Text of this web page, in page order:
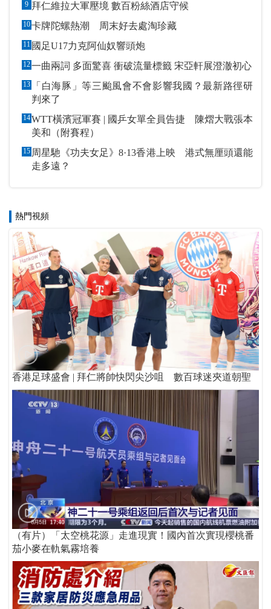
9 拜仁維拉大軍壓境 數百粉絲酒店守候
10卡牌陀螺熱潮 周末好去處淘珍藏
11 國足U17力克阿仙奴響頭炮
12 一曲兩詞 多面驚喜 衝破流量標籤 宋亞軒展澄澈初心
13
「白海豚」等三颱風會不會影響我國？最新路徑研
判來了
14WTT橫濱冠軍賽 | 國乒女單全員告捷 陳熠大戰張本
美和（附賽程）
15 周星馳《功夫女足》8·13香港上映 港式無厘頭還能
走多遠？
熱門視頻
香港足球盛會 | 拜仁將帥快閃尖沙咀 數百球迷夾道朝聖
（有片）「太空桃花源」走進現實！國內首次實現櫻桃番
茄小麥在軌氣霧培養